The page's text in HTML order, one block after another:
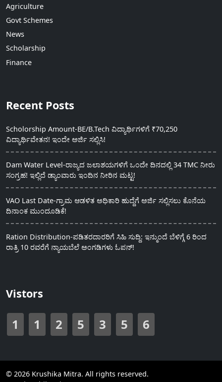
Agriculture
Govt Schemes
News
Scholarship
Finance
Recent Posts
Scholorship Amount-BE/B.Tech ವಿದ್ಯಾರ್ಥಿಗಳಿಗೆ ₹70,250
ವಿದ್ಯಾರ್ಥಿವೇತನ! ಇಂದೇ ಅರ್ಜಿ ಸಲ್ಲಿಸಿ!
Dam Water Level-ರಾಜ್ಯದ ಜಲಾಶಯಗಳಿಗೆ ಒಂದೇ ದಿನದಲ್ಲಿ 34 TMC ನೀರು
ಸಂಗ್ರಹ! ಇಲ್ಲಿದೆ ಡ್ಯಾಂವಾರು ಇಂದಿನ ನೀರಿನ ಮಟ್ಟ!
VAO Last Date-ಗ್ರಾಮ ಆಡಳಿತ ಅಧಿಕಾರಿ ಹುದ್ದೆಗೆ ಅರ್ಜಿ ಸಲ್ಲಿಸಲು ಕೊನೆಯ
ದಿನಾಂಕ ಮುಂದೂಡಿಕೆ!
Ration Distribution-ಪಡಿತರದಾರರಿಗೆ ಸಿಹಿ ಸುದ್ದಿ: ಇನ್ಮುಂದೆ ಬೆಳಿಗ್ಗೆ 6 ರಿಂದ
ರಾತ್ರಿ 10 ರವರೆಗೆ ನ್ಯಾಯಬೆಲೆ ಅಂಗಡಿಗಳು ಓಪನ್!
Vistors
1 1 2 5 3 5 6
© 2026 Krushika Mitra. All rights reserved.